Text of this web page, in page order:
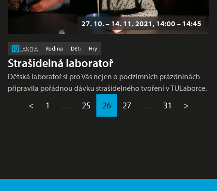
27. 10. – 14. 11. 2021, 14:00 – 14:45
LANDIA Rodina Děti Hry
Strašidelná laboratoř
Dětská laboratoř si pro Vás nejen o podzimních prázdninách
připravila pořádnou dávku strašidelného tvoření v TULaborce.
< 1 … 25 26 27 … 31 >